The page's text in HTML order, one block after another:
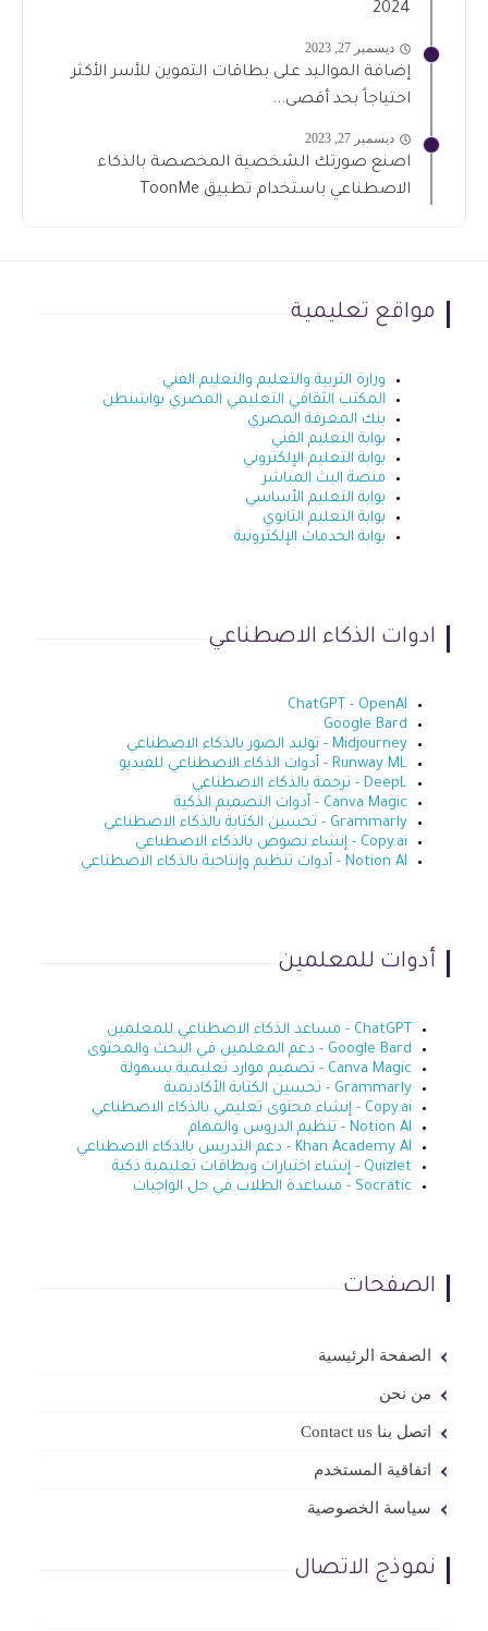
2024
ديسمبر 27, 2023
إضافة المواليد على بطاقات التموين للأسر الأكثر
احتياجاً بحد أقصى...
ديسمبر 27, 2023
اصنع صورتك الشخصية المخصصة بالذكاء
الاصطناعي باستخدام تطبيق ToonMe
مواقع تعليمية
وزارة التربية والتعليم والتعليم الفني
المكتب الثقافي التعليمي المصري بواشنطن
بنك المعرفة المصري
بوابة التعليم الفني
بوابة التعليم الإلكتروني
منصة البث المباشر
بوابة التعليم الأساسي
بوابة التعليم الثانوي
بوابة الخدمات الإلكترونية
ادوات الذكاء الاصطناعي
ChatGPT - OpenAI
Google Bard
Midjourney - توليد الصور بالذكاء الاصطناعي
Runway ML - أدوات الذكاء الاصطناعي للفيديو
DeepL - ترجمة بالذكاء الاصطناعي
Canva Magic - أدوات التصميم الذكية
Grammarly - تحسين الكتابة بالذكاء الاصطناعي
Copy.ai - إنشاء نصوص بالذكاء الاصطناعي
Notion AI - أدوات تنظيم وإنتاجية بالذكاء الاصطناعي
أدوات للمعلمين
ChatGPT - مساعد الذكاء الاصطناعي للمعلمين
Google Bard - دعم المعلمين في البحث والمحتوى
Canva Magic - تصميم موارد تعليمية بسهولة
Grammarly - تحسين الكتابة الأكاديمية
Copy.ai - إنشاء محتوى تعليمي بالذكاء الاصطناعي
Notion AI - تنظيم الدروس والمهام
Khan Academy AI - دعم التدريس بالذكاء الاصطناعي
Quizlet - إنشاء اختبارات وبطاقات تعليمية ذكية
Socratic - مساعدة الطلاب في حل الواجبات
الصفحات
الصفحة الرئيسية
من نحن
اتصل بنا Contact us
اتفاقية المستخدم
سياسة الخصوصية
نموذج الاتصال